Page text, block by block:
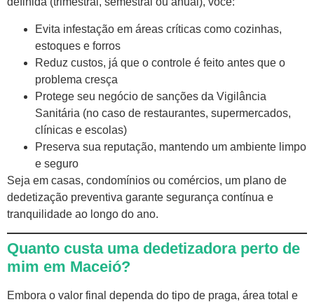
Evita infestação em áreas críticas como cozinhas,
estoques e forros
Reduz custos, já que o controle é feito antes que o
problema cresça
Protege seu negócio de sanções da Vigilância
Sanitária (no caso de restaurantes, supermercados,
clínicas e escolas)
Preserva sua reputação, mantendo um ambiente limpo
e seguro
Seja em casas, condomínios ou comércios, um plano de
dedetização preventiva garante segurança contínua e
tranquilidade ao longo do ano.
Quanto custa uma dedetizadora perto de
mim em Maceió?
Embora o valor final dependa do tipo de praga, área total e